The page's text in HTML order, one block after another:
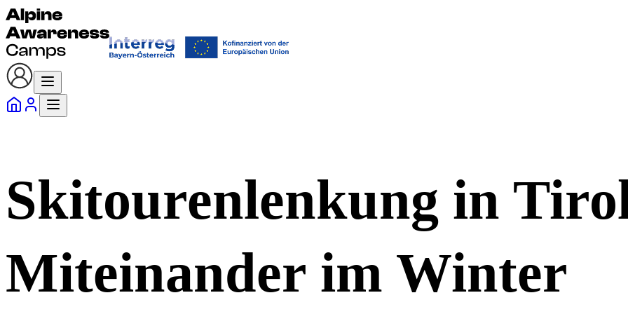
Skitourenlenkung in
Miteinander im Winter